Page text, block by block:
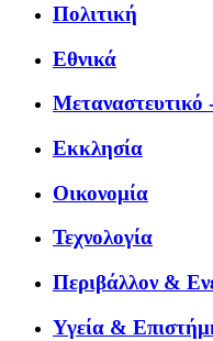
Πολιτική
Εθνικά
Μεταναστευτικό
Εκκλησία
Οικονομία
Τεχνολογία
Περιβάλλον &
Υγεία &